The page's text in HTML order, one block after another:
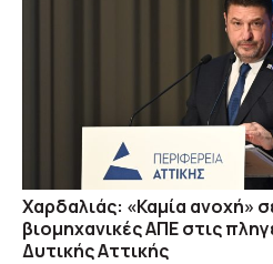
Χαρδαλιάς: «Καμία ανοχή»
βιομηχανικές ΑΠΕ στις
Δυτικής Αττικής